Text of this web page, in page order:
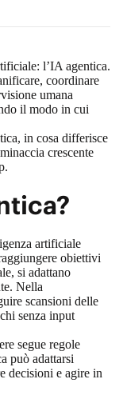
l’IA agentica.
coordinare
umana
il modo in cui
in cosa differisce
crescente
artificiale
obiettivi
si adattano
Nella
scansioni delle
senza input
segue regole
può adattarsi
decisioni e agire in